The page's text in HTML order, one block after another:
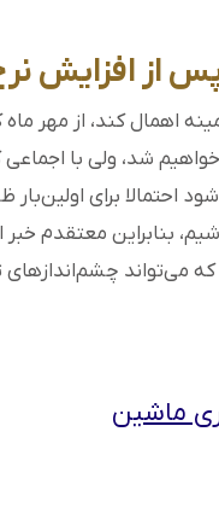
از افزایش
اهمال کند، از مهر
خواهیم شد، ولی با
اولین‌بار ظرف 40 سال موفق
بنابراین معتقدم
می‌تواند چشم‌اندازهای
ماشین